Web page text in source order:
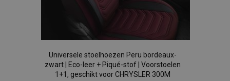
Universele stoelhoezen Peru bordeaux-
zwart | Eco-leer + Piqué-stof | Voorstoelen
1+1, geschikt voor CHRYSLER 300M